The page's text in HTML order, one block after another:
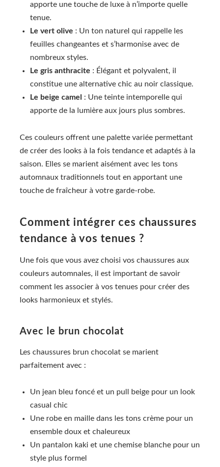
apporte une touche de luxe à n’importe quelle
tenue.
Le vert olive : Un ton naturel qui rappelle les
feuilles changeantes et s’harmonise avec de
nombreux styles.
Le gris anthracite : Élégant et polyvalent, il
constitue une alternative chic au noir classique.
Le beige camel
: Une teinte intemporelle qui
apporte de la lumière aux jours plus sombres.
Ces couleurs offrent une palette variée permettant
de créer des looks à la fois tendance et adaptés à la
saison. Elles se marient aisément avec les tons
automnaux traditionnels tout en apportant une
touche de fraîcheur à votre garde-robe.
Comment intégrer ces chaussures
tendance à vos tenues ?
Une fois que vous avez choisi vos chaussures aux
couleurs automnales, il est important de savoir
comment les associer à vos tenues pour créer des
looks harmonieux et stylés.
Avec le brun chocolat
Les chaussures brun chocolat se marient
parfaitement avec :
Un jean bleu foncé et un pull beige pour un look
casual chic
Une robe en maille dans les tons crème pour un
ensemble doux et chaleureux
Un pantalon kaki et une chemise blanche pour un
style plus formel